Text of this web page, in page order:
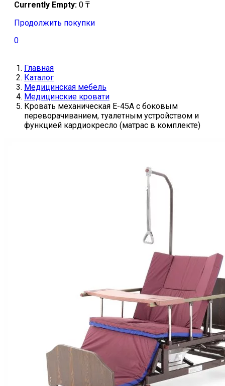
Currently Empty: 0 ₸
Продолжить покупки
0
Главная
Каталог
Медицинская мебель
Медицинские кровати
Кровать механическая Е-45А с боковым
переворачиванием, туалетным устройством и
функцией кардиокресло (матрас в комплекте)